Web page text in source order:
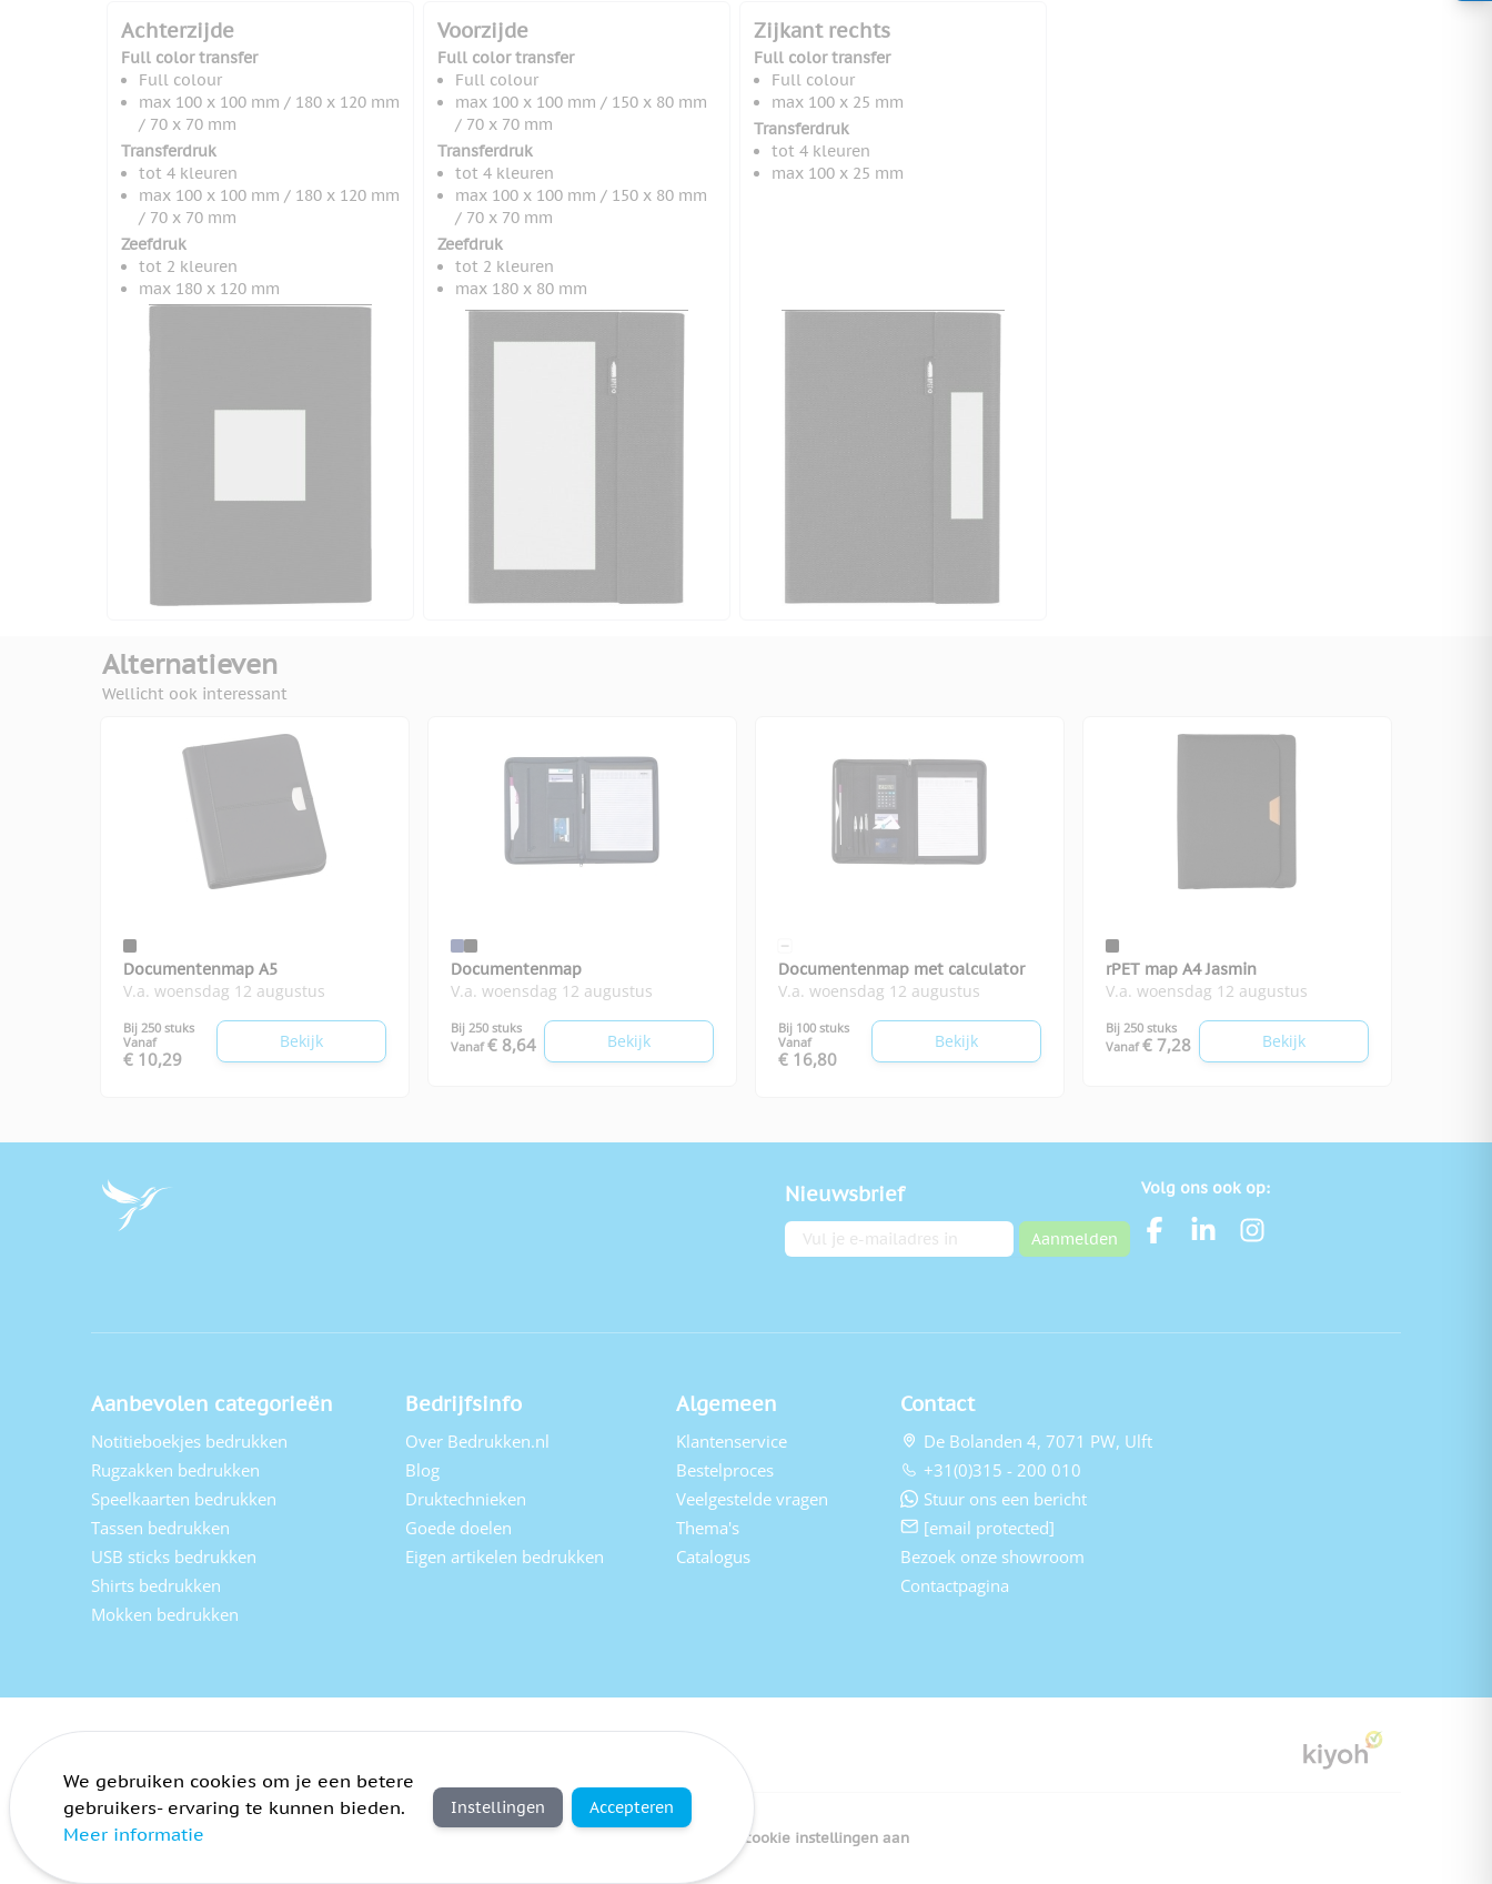
Achterzijde
Full color transfer
Full colour
max 100 x 100 mm / 180 x 120 mm
/ 70 x 70 mm
Transferdruk
tot 4 kleuren
max 100 x 100 mm / 180 x 120 mm
/ 70 x 70 mm
Zeefdruk
tot 2 kleuren
max 180 x 120 mm
Voorzijde
Full color transfer
Full colour
max 100 x 100 mm / 150 x 80 mm
/ 70 x 70 mm
Transferdruk
tot 4 kleuren
max 100 x 100 mm / 150 x 80 mm
/ 70 x 70 mm
Zeefdruk
tot 2 kleuren
max 180 x 80 mm
Zijkant rechts
Full color transfer
Full colour
max 100 x 25 mm
Transferdruk
tot 4 kleuren
max 100 x 25 mm
Alternatieven
Wellicht ook interessant
Documentenmap A5
V.a. woensdag 12 augustus
Bij 250 stuks
Vanaf
€ 10,29
Bekijk
Documentenmap
V.a. woensdag 12 augustus
Bij 250 stuks
Vanaf € 8,64 Bekijk
Documentenmap met calculator
V.a. woensdag 12 augustus
Bij 100 stuks
Vanaf
€ 16,80
Bekijk
rPET map A4 Jasmin
V.a. woensdag 12 augustus
Bij 250 stuks
Vanaf € 7,28 Bekijk
Nieuwsbrief
E-mailadres Aanmelden
Volg ons ook op:
Aanbevolen categorieën
Notitieboekjes bedrukken
Rugzakken bedrukken
Speelkaarten bedrukken
Tassen bedrukken
USB sticks bedrukken
Shirts bedrukken
Mokken bedrukken
Bedrijfsinfo
Over Bedrukken.nl
Blog
Druktechnieken
Goede doelen
Eigen artikelen bedrukken
Algemeen
Klantenservice
Bestelproces
Veelgestelde vragen
Thema's
Catalogus
Contact
De Bolanden 4, 7071 PW, Ulft
+31(0)315 - 200 010
Stuur ons een bericht
[email protected]
Bezoek onze showroom
Contactpagina
Algemene voorwaarden Pas cookie instellingen aan
We gebruiken cookies om je een betere
gebruikers- ervaring te kunnen bieden.
Meer informatie
Instellingen Accepteren